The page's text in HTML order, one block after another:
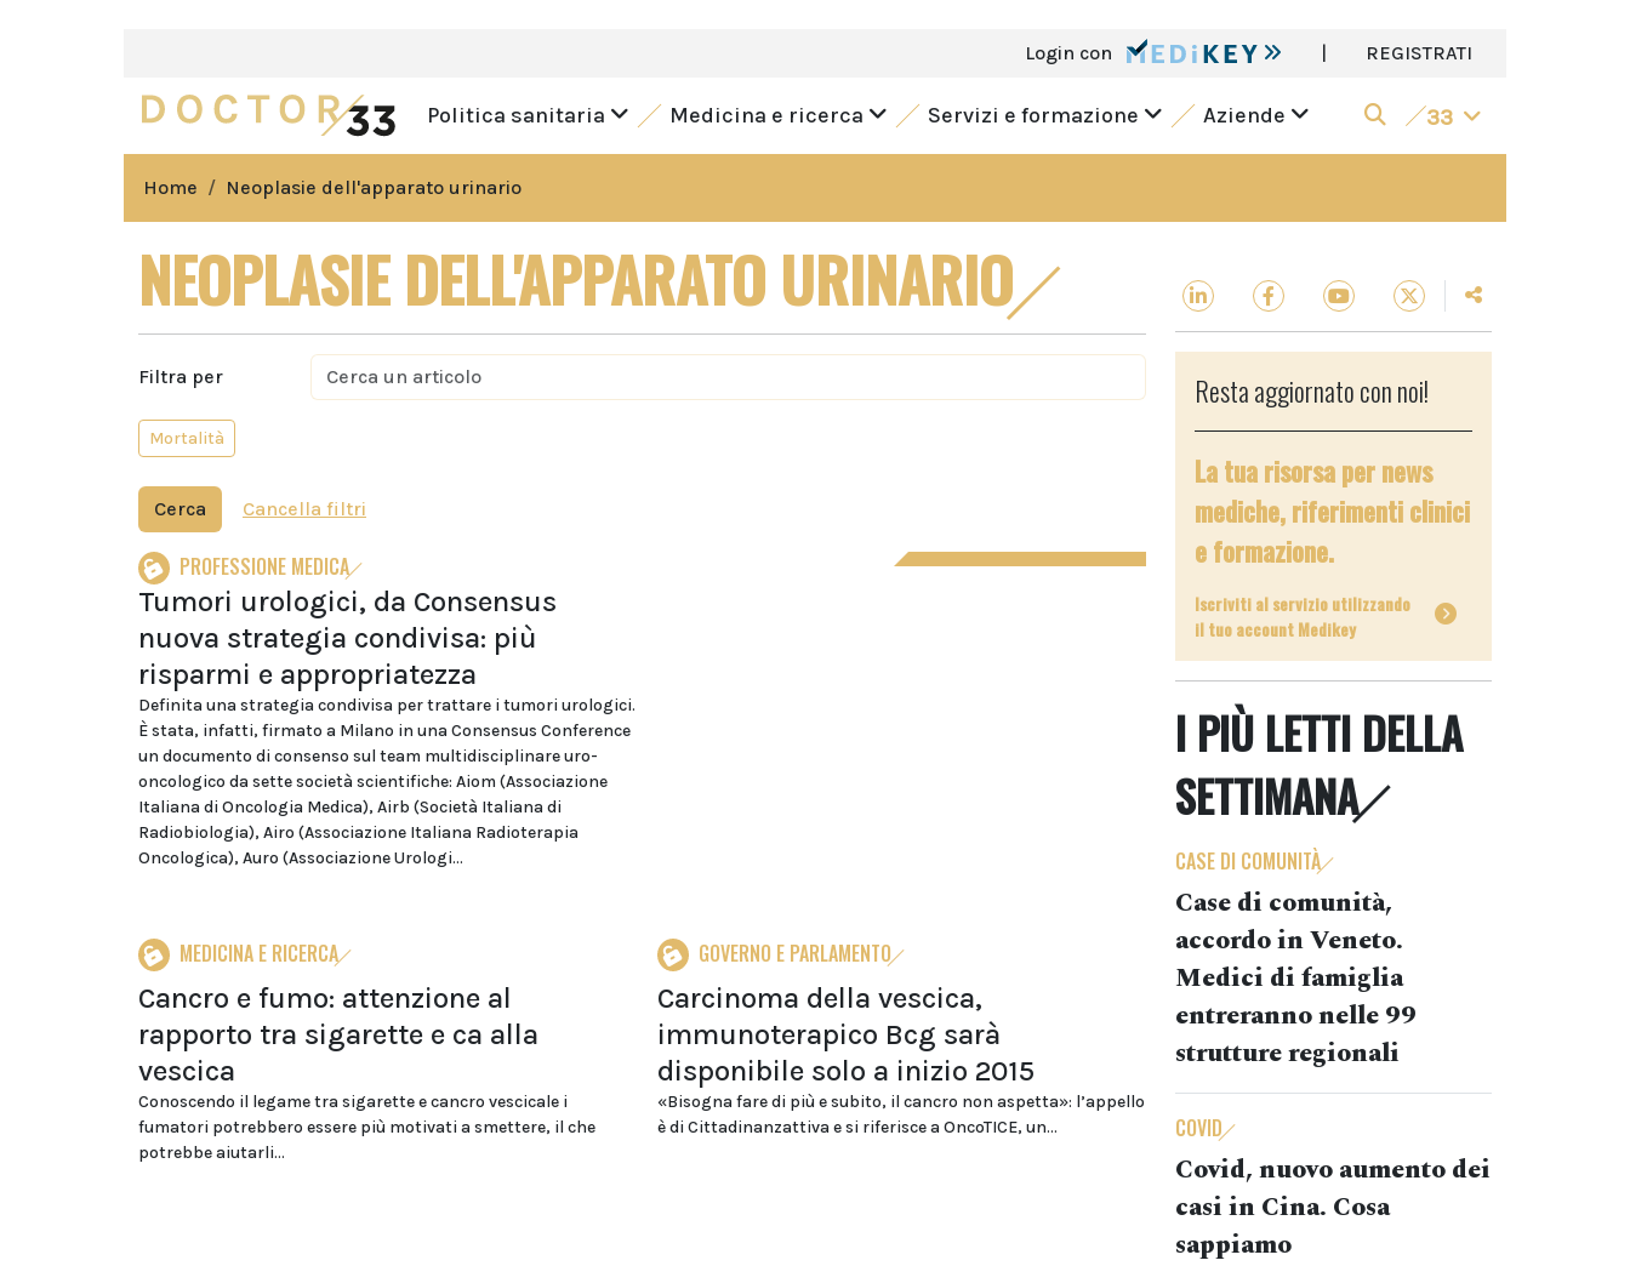
Login con | REGISTRATI
Politica sanitaria Medicina e ricerca Servizi e formazione Aziende 33
Home Neoplasie dell'apparato urinario
NEOPLASIE DELL'APPARATO URINARIO
Filtra per
Mortalità
Cerca Cancella filtri
PROFESSIONE MEDICA
Tumori urologici, da Consensus
nuova strategia condivisa: più
risparmi e appropriatezza
Definita una strategia condivisa per trattare i tumori urologici.
È stata, infatti, firmato a Milano in una Consensus Conference
un documento di consenso sul team multidisciplinare uro-
oncologico da sette società scientifiche: Aiom (Associazione
Italiana di Oncologia Medica), Airb (Società Italiana di
Radiobiologia), Airo (Associazione Italiana Radioterapia
Oncologica), Auro (Associazione Urologi...
MEDICINA E RICERCA
Cancro e fumo: attenzione al
rapporto tra sigarette e ca alla
vescica
Conoscendo il legame tra sigarette e cancro vescicale i
fumatori potrebbero essere più motivati a smettere, il che
potrebbe aiutarli...
GOVERNO E PARLAMENTO
Carcinoma della vescica,
immunoterapico Bcg sarà
disponibile solo a inizio 2015
«Bisogna fare di più e subito, il cancro non aspetta»: l’appello
è di Cittadinanzattiva e si riferisce a OncoTICE, un...
Resta aggiornato con noi!
La tua risorsa per news
mediche, riferimenti clinici
e formazione.
Iscriviti al servizio utilizzando
il tuo account Medikey
I PIÙ LETTI DELLA
SETTIMANA
CASE DI COMUNITÀ
Case di comunità,
accordo in Veneto.
Medici di famiglia
entreranno nelle 99
strutture regionali
COVID
Covid, nuovo aumento dei
casi in Cina. Cosa
sappiamo